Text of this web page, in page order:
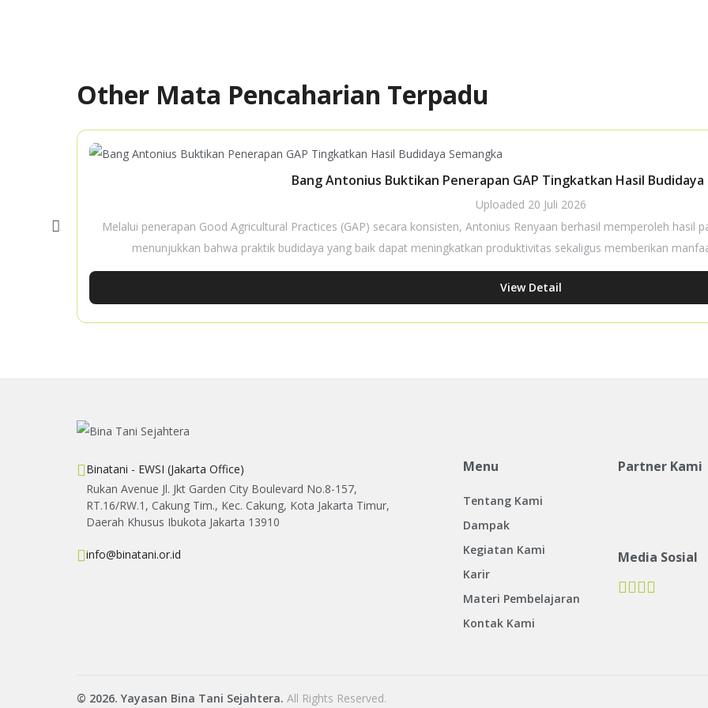
Other Mata Pencaharian Terpadu
Bang Antonius Buktikan Penerapan GAP Tingkatkan Hasil Budidaya
Uploaded 20 Juli 2026
Melalui penerapan Good Agricultural Practices (GAP) secara konsisten, Antonius Renyaan berhasil memperoleh hasil
menunjukkan bahwa praktik budidaya yang baik dapat meningkatkan produktivitas sekaligus memberikan
View Detail
Binatani - EWSI (Jakarta Office)
Rukan Avenue Jl. Jkt Garden City Boulevard No.8-157,
RT.16/RW.1, Cakung Tim., Kec. Cakung, Kota Jakarta Timur,
Daerah Khusus Ibukota Jakarta 13910
info@binatani.or.id
Menu
Tentang Kami
Dampak
Kegiatan Kami
Karir
Materi Pembelajaran
Kontak Kami
Partner Kami
Media Sosial
© 2026. Yayasan Bina Tani Sejahtera. All Rights Reserved.